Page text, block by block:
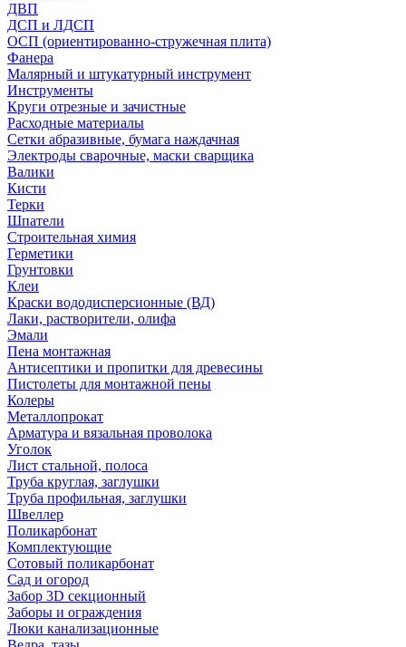
ДВП
ДСП и ЛДСП
ОСП (ориентированно-стружечная плита)
Фанера
Малярный и штукатурный инструмент
Инструменты
Круги отрезные и зачистные
Расходные материалы
Сетки абразивные, бумага наждачная
Электроды сварочные, маски сварщика
Валики
Кисти
Терки
Шпатели
Строительная химия
Герметики
Грунтовки
Клеи
Краски вододисперсионные (ВД)
Лаки, растворители, олифа
Эмали
Пена монтажная
Антисептики и пропитки для древесины
Пистолеты для монтажной пены
Колеры
Металлопрокат
Арматура и вязальная проволока
Уголок
Лист стальной, полоса
Труба круглая, заглушки
Труба профильная, заглушки
Швеллер
Поликарбонат
Комплектующие
Сотовый поликарбонат
Сад и огород
Забор 3D секционный
Заборы и ограждения
Люки канализационные